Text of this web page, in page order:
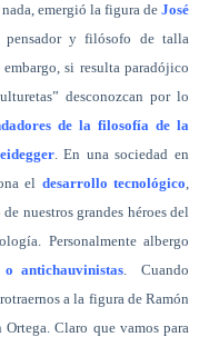
emergió la figura deJosé
y filósofo de talla
si resulta paradójico
desconozcan por lo
de la filosofía de la
. En una sociedad en
el desarrollo tecnológico
nuestros grandes héroes del
Personalmente albergo
o antichauvinistas.
Cuando
a la figura de Ramón
Claro que vamos para